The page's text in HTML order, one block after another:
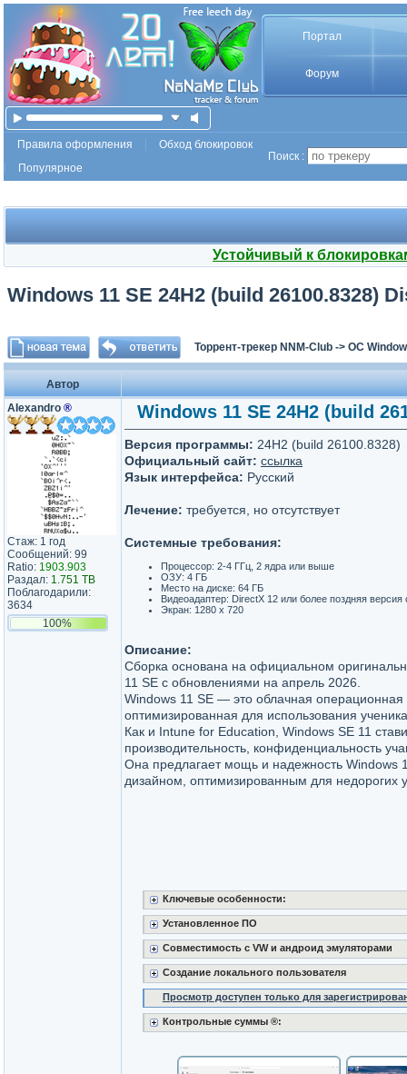
Портал
Форум
Правила оформления
Обход блокировок
Популярное
Поиск :
Устойчивый к
Windows 11 SE 24H2 (build 26100.8328)
Торрент-трекер NNM-Club -> ОС
Автор
AIexandro ®
Стаж: 1 год
Сообщений: 99
Ratio: 1903.903
Раздал: 1.751 TB
Поблагодарили:
3634
100%
Windows 11 SE 24H2 (build
Версия программы: 24H2 (build 26100.8328)
Официальный сайт: ссылка
Язык интерфейса: Русский
Лечение: требуется, но отсутствует
Системные требования:
Процессор: 2-4 ГГц, 2 ядра или выше
ОЗУ: 4 ГБ
Место на диске: 64 ГБ
Видеоадаптер: DirectX 12 или более поздняя
Экран: 1280 x 720
Описание:
Сборка основана на официальном
11 SE с обновлениями на апрель 2026.
Windows 11 SE — это облачная операционная
оптимизированная для использования
Как и Intune for Education, Windows SE 11
производительность, конфиденциальность
Она предлагает мощь и надежность Windows
дизайном, оптимизированным для недорогих
Ключевые особенности:
Установленное ПО
Совместимость с VW и андроид эмуляторами
Создание локального пользователя
Просмотр доступен только для
Контрольные суммы ®: